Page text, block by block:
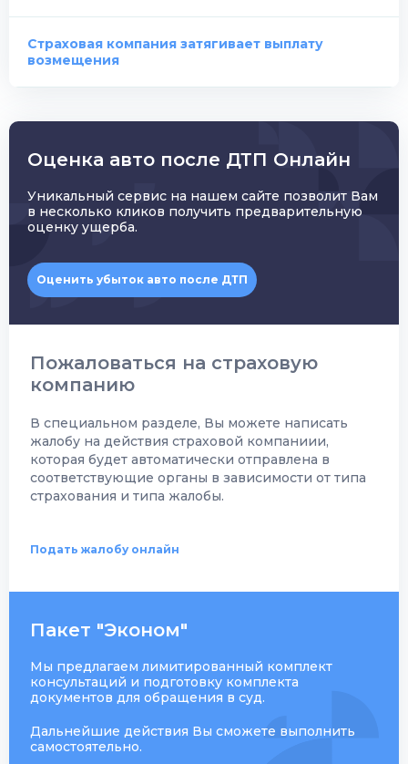
Страховая компания затягивает выплату
возмещения
Оценка авто после ДТП Онлайн
Уникальный сервис на нашем сайте позволит Вам
в несколько кликов получить предварительную
оценку ущерба.
Оценить убыток авто после ДТП
Пожаловаться на страховую
компанию
В специальном разделе, Вы можете написать
жалобу на действия страховой компаниии,
которая будет автоматически отправлена в
соответствующие органы в зависимости от типа
страхования и типа жалобы.
Подать жалобу онлайн
Пакет "Эконом"
Мы предлагаем лимитированный комплект
консультаций и подготовку комплекта
документов для обращения в суд.
Дальнейшие действия Вы сможете выполнить
самостоятельно.